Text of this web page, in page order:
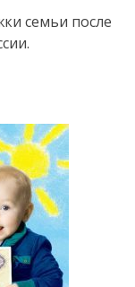
семьи после